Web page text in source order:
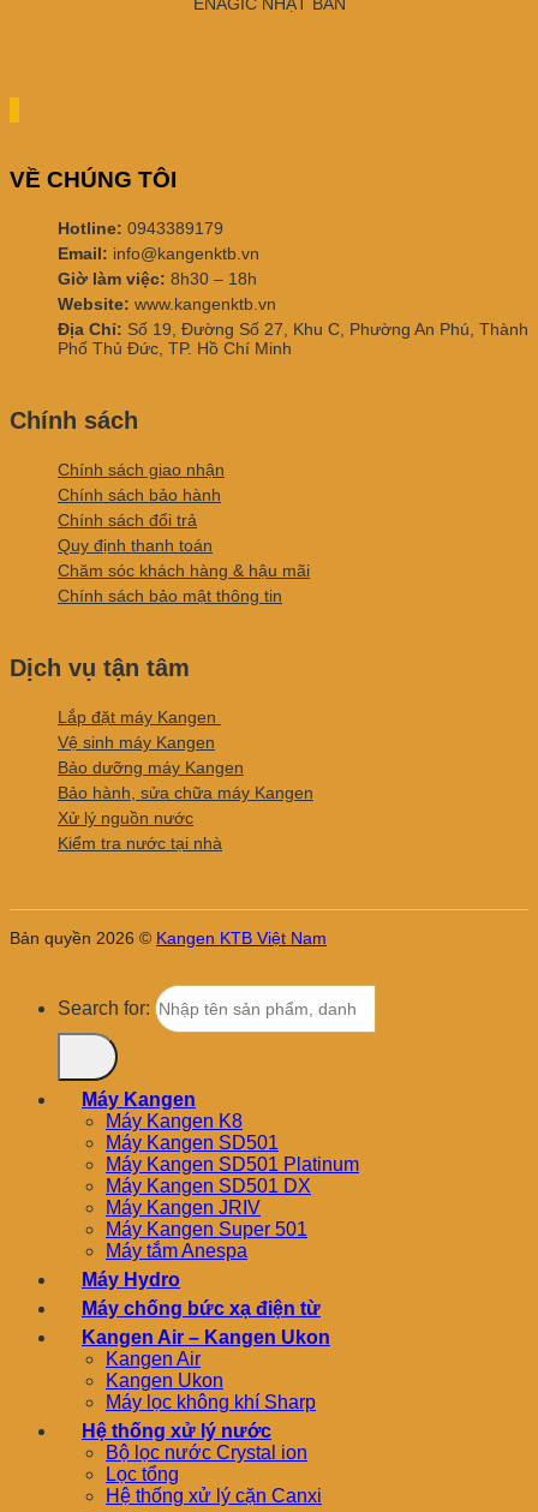
ENAGIC NHẬT BẢN
VỀ CHÚNG TÔI
Hotline: 0943389179
Email: info@kangenktb.vn
Giờ làm việc: 8h30 – 18h
Website: www.kangenktb.vn
Địa Chỉ: Số 19, Đường Số 27, Khu C, Phường An Phú, Thành
Phố Thủ Đức, TP. Hồ Chí Minh
Chính sách
Chính sách giao nhận
Chính sách bảo hành
Chính sách đổi trả
Quy định thanh toán
Chăm sóc khách hàng & hậu mãi
Chính sách bảo mật thông tin
Dịch vụ tận tâm
Lắp đặt máy Kangen
Vệ sinh máy Kangen
Bảo dưỡng máy Kangen
Bảo hành, sửa chữa máy Kangen
Xử lý nguồn nước
Kiểm tra nước tại nhà
Bản quyền 2026 © Kangen KTB Việt Nam
Search for:
Máy Kangen
Máy Kangen K8
Máy Kangen SD501
Máy Kangen SD501 Platinum
Máy Kangen SD501 DX
Máy Kangen JRIV
Máy Kangen Super 501
Máy tắm Anespa
Máy Hydro
Máy chống bức xạ điện từ
Kangen Air – Kangen Ukon
Kangen Air
Kangen Ukon
Máy lọc không khí Sharp
Hệ thống xử lý nước
Bộ lọc nước Crystal ion
Lọc tổng
Hệ thống xử lý cặn Canxi